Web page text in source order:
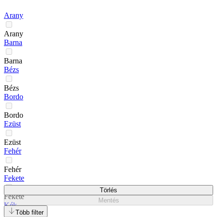
Arany
Arany
Barna
Barna
Bézs
Bézs
Bordo
Bordo
Ezüst
Ezüst
Fehér
Fehér
Fekete
Fekete
Kék
Törlés
Mentés
Több filter